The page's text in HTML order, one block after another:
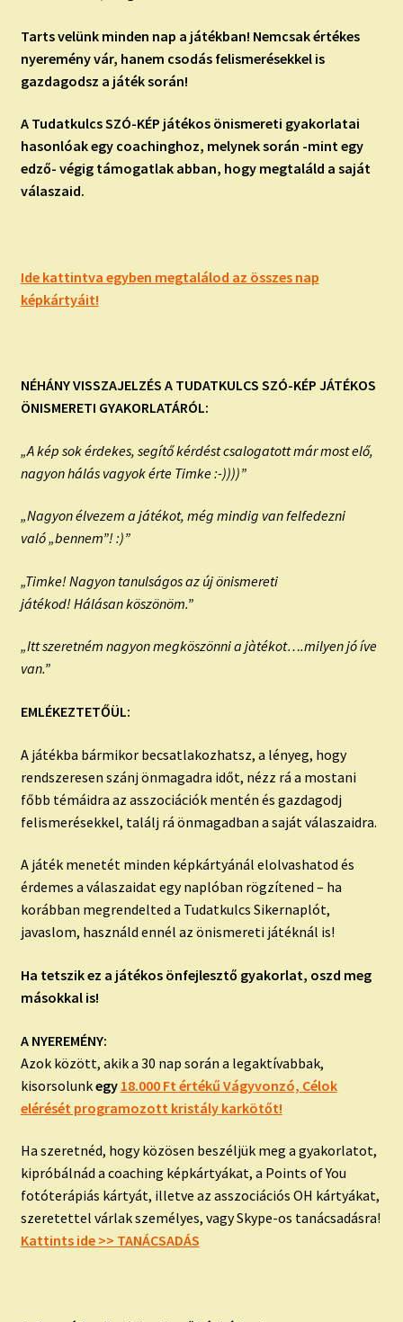
Tarts velünk minden nap a játékban! Nemcsak értékes
nyeremény vár, hanem csodás felismerésekkel is
gazdagodsz a játék során!
A Tudatkulcs SZÓ-KÉP játékos önismereti gyakorlatai
hasonlóak egy coachinghoz, melynek során -mint egy
edző- végig támogatlak abban, hogy megtaláld a saját
válaszaid.
Ide kattintva egyben megtalálod az összes nap
képkártyáit!
NÉHÁNY VISSZAJELZÉS A TUDATKULCS SZÓ-KÉP JÁTÉKOS
ÖNISMERETI GYAKORLATÁRÓL:
„A kép sok érdekes, segítő kérdést csalogatott már most elő,
nagyon hálás vagyok érte Timke :-))))”
„Nagyon élvezem a játékot, még mindig van felfedezni
való „bennem”! :)”
„Timke! Nagyon tanulságos az új önismereti
játékod! Hálásan köszönöm.”
„Itt szeretném nagyon megköszönni a jàtékot….milyen jó íve
van.”
EMLÉKEZTETŐÜL:
A játékba bármikor becsatlakozhatsz, a lényeg, hogy
rendszeresen szánj önmagadra időt, nézz rá a mostani
főbb témáidra az asszociációk mentén és gazdagodj
felismerésekkel, találj rá önmagadban a saját válaszaidra.
A játék menetét minden képkártyánál elolvashatod és
érdemes a válaszaidat egy naplóban rögzítened – ha
korábban megrendelted a Tudatkulcs Sikernaplót,
javaslom, használd ennél az önismereti játéknál is!
Ha tetszik ez a játékos önfejlesztő gyakorlat, oszd meg
másokkal is!
A NYEREMÉNY:
Azok között, akik a 30 nap során a legaktívabbak,
kisorsolunkegy 18.000 Ft értékű Vágyvonzó, Célok
elérését programozott kristály karkötőt!
Ha szeretnéd, hogy közösen beszéljük meg a gyakorlatot,
kipróbálnád a coaching képkártyákat, a Points of You
fotóterápiás kártyát, illetve az asszociációs OH kártyákat,
szeretettel várlak személyes, vagy Skype-os tanácsadásra!
Kattints ide >> TANÁCSADÁS